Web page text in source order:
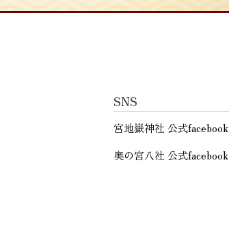
SNS
宮地嶽神社 公式facebook
奥の宮八社 公式facebook